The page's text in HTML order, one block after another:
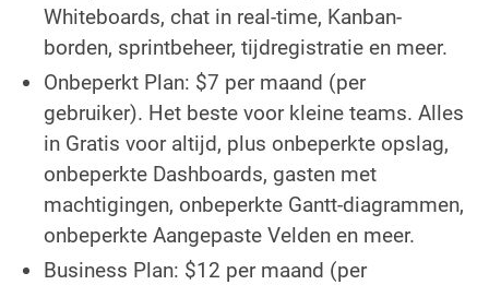
Whiteboards, chat in real-time, Kanban-
borden, sprintbeheer, tijdregistratie en meer.
Onbeperkt Plan: $7 per maand (per
gebruiker). Het beste voor kleine teams. Alles
in Gratis voor altijd, plus onbeperkte opslag,
onbeperkte Dashboards, gasten met
machtigingen, onbeperkte Gantt-diagrammen,
onbeperkte Aangepaste Velden en meer.
Business Plan: $12 per maand (per